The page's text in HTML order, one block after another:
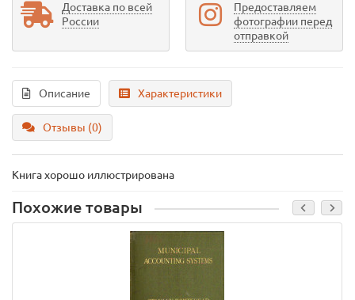
Доставка по всей
России
Предоставляем
фотографии перед
отправкой
Описание Характеристики
Отзывы (0)
Книга хорошо иллюстрирована
Похожие товары